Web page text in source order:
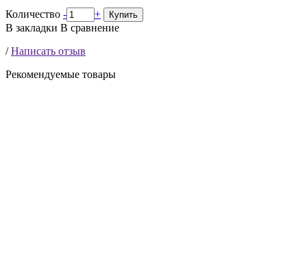
Количество - + Купить
В закладки В сравнение
/Написать отзыв
Рекомендуемые товары